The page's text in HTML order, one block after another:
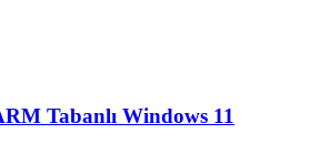
Tabanlı Windows 11